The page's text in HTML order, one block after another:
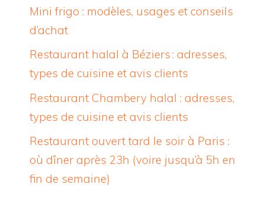
Mini frigo : modèles, usages et conseils
d’achat
Restaurant halal à Béziers : adresses,
types de cuisine et avis clients
Restaurant Chambery halal : adresses,
types de cuisine et avis clients
Restaurant ouvert tard le soir à Paris :
où dîner après 23h (voire jusqu’à 5h en
fin de semaine)